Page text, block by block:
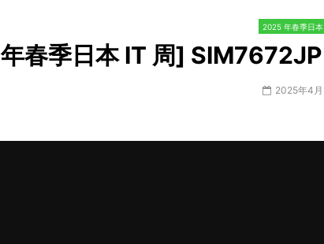
2025 年春季日
春季日本 IT 周]
2025年4月